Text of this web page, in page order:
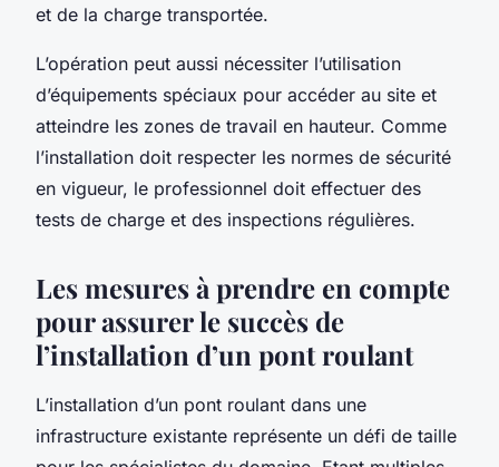
et de la charge transportée.
L’opération peut aussi nécessiter l’utilisation
d’équipements spéciaux pour accéder au site et
atteindre les zones de travail en hauteur. Comme
l’installation doit respecter les normes de sécurité
en vigueur, le professionnel doit effectuer des
tests de charge et des inspections régulières.
Les mesures à prendre en compte
pour assurer le succès de
l’installation d’un pont roulant
L’installation d’un pont roulant dans une
infrastructure existante représente un défi de taille